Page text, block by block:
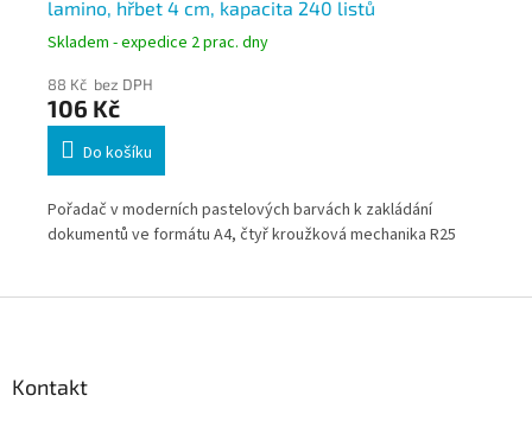
lamino, hřbet 4 cm, kapacita 240 listů
Skladem - expedice 2 prac. dny
88 Kč bez DPH
106 Kč
Do košíku
Pořadač v moderních pastelových barvách k zakládání
dokumentů ve formátu A4, čtyř kroužková mechanika R25
Kontakt